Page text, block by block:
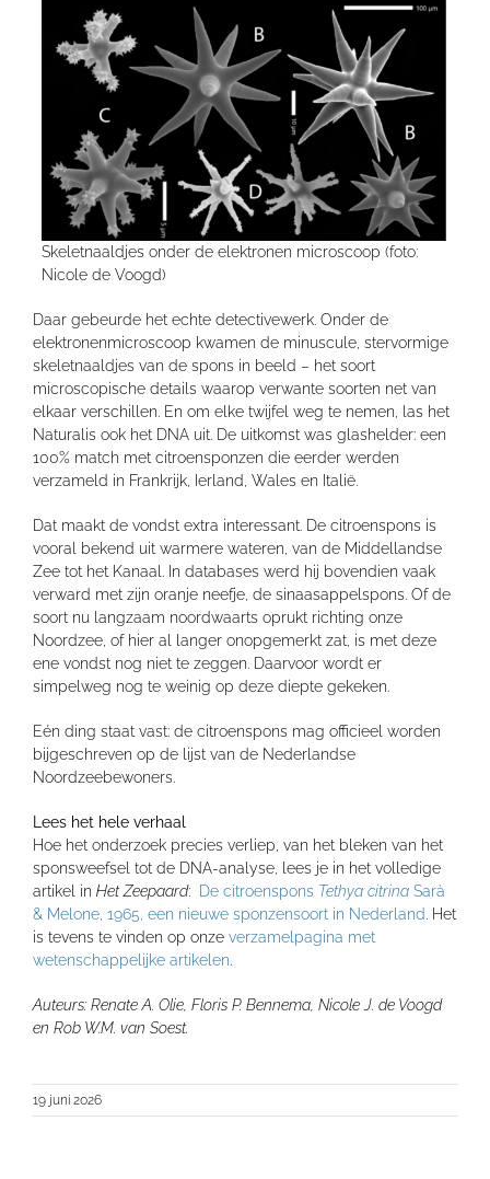
Skeletnaaldjes onder de elektronen microscoop (foto:
Nicole de Voogd)
Daar gebeurde het echte detectivewerk. Onder de
elektronenmicroscoop kwamen de minuscule, stervormige
skeletnaaldjes van de spons in beeld – het soort
microscopische details waarop verwante soorten net van
elkaar verschillen. En om elke twijfel weg te nemen, las het
Naturalis ook het DNA uit. De uitkomst was glashelder: een
100% match met citroensponzen die eerder werden
verzameld in Frankrijk, Ierland, Wales en Italië.
Dat maakt de vondst extra interessant. De citroenspons is
vooral bekend uit warmere wateren, van de Middellandse
Zee tot het Kanaal. In databases werd hij bovendien vaak
verward met zijn oranje neefje, de sinaasappelspons. Of de
soort nu langzaam noordwaarts oprukt richting onze
Noordzee, of hier al langer onopgemerkt zat, is met deze
ene vondst nog niet te zeggen. Daarvoor wordt er
simpelweg nog te weinig op deze diepte gekeken.
Eén ding staat vast: de citroenspons mag officieel worden
bijgeschreven op de lijst van de Nederlandse
Noordzeebewoners.
Lees het hele verhaal
Hoe het onderzoek precies verliep, van het bleken van het
sponsweefsel tot de DNA-analyse, lees je in het volledige
artikel in Het Zeepaard: De citroenspons Tethya citrinaSarà
& Melone, 1965, een nieuwe sponzensoort in Nederland. Het
is tevens te vinden op onze verzamelpagina met
wetenschappelijke artikelen.
Auteurs: Renate A. Olie, Floris P. Bennema, Nicole J. de Voogd
en Rob W.M. van Soest.
19 juni 2026